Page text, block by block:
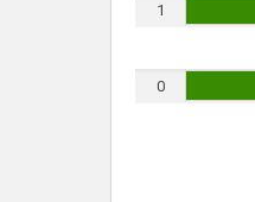
1
0